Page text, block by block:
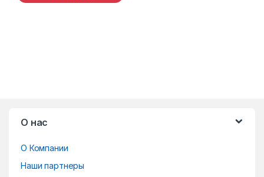
О нас
О Компании
Наши партнеры